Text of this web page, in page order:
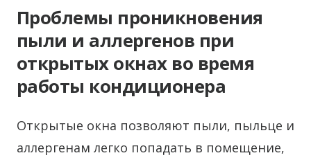
Проблемы проникновения
пыли и аллергенов при
открытых окнах во время
работы кондиционера
Открытые окна позволяют пыли, пыльце и
аллергенам легко попадать в помещение,